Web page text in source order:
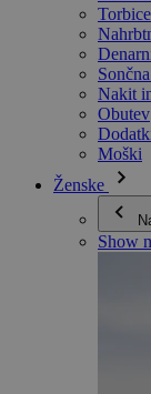
Torbice
Nakit
Obutev
Moški
Ženske
Show